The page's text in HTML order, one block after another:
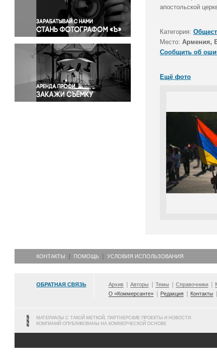
Правосудие
Происшествия и конфликты
Религия
Светская жизнь
Спорт
Экология
Экономика и бизнес
апостольской
Категория:
Место: Армения,
Сообщить об
Ещё фото
КОНТАКТЫ ПОМОЩЬ УСЛОВИЯ ИСПОЛЬЗОВАНИЯ
ОБРАТНАЯ СВЯЗЬ Архив Авторы Темы Справочники
О «Коммерсанте»
Редакция Контакты
МАТЕРИАЛЫ С ТАКОЙ МЕТКОЙ, ПАРТНЕРСКИЕ ПРОЕКТЫ И НОВОСТИ
КОМПАНИЙ ОПУБЛИКОВАНЫ НА КОММЕРЧЕСКОЙ ОСНОВЕ